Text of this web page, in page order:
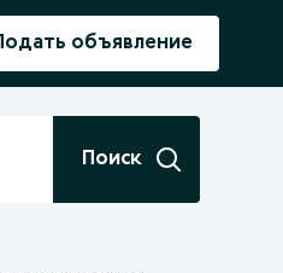
Подать объявление
Поиск